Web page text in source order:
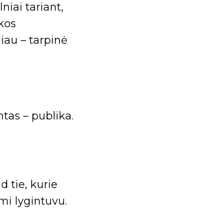
tariant,
– tarpinė
– publika.
tie, kurie
lygintuvu.